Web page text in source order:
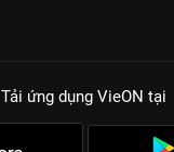
Tải ứng dụng VieON tại